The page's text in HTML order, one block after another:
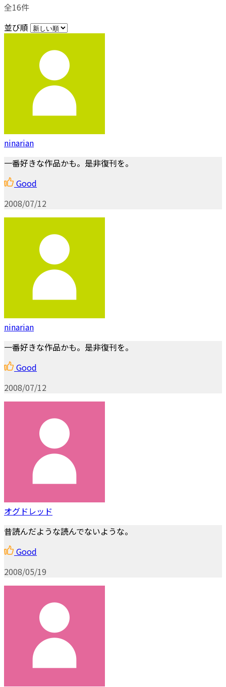
全16件
並び順
ninarian
一番好きな作品かも。是非復刊を。
Good
2008/07/12
ninarian
一番好きな作品かも。是非復刊を。
Good
2008/07/12
オグドレッド
昔読んだような読んでないような。
Good
2008/05/19